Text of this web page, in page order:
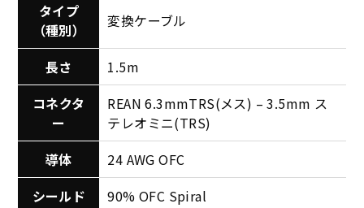
タイプ
（種別）
変換ケーブル
長さ
1.5m
コネクタ
ー
REAN 6.3mmTRS(メス) – 3.5mm ス
テレオミニ(TRS)
導体
24 AWG OFC
シールド
90% OFC Spiral